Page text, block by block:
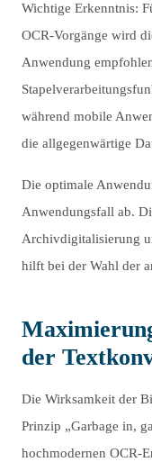
Wichtige Erkenntnis:
OCR-Vorgänge wird
Anwendung
während mobile
die allgegenwärtige
Die optimale
Anwendungsfall ab.
Archivdigitalisierung
hilft bei der Wahl der
der
Die Wirksamkeit der
Prinzip „Garbage in,
hochmodernen OCR-